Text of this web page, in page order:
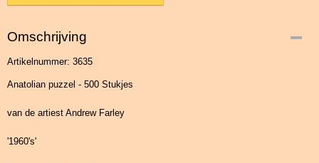
Omschrijving
Artikelnummer: 3635
Anatolian puzzel - 500 Stukjes
van de artiest Andrew Farley
'1960's'